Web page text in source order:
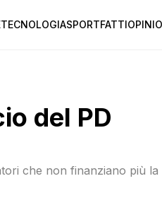
TECNOLOGIASPORTFATTI
del PD
che non finanziano più la